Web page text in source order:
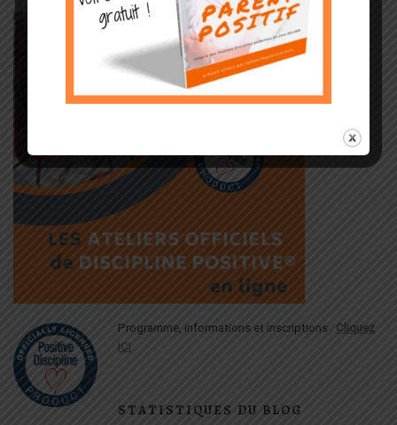
Programme, informations et inscriptions : Cliquez
ICI
STATISTIQUES DU BLOG